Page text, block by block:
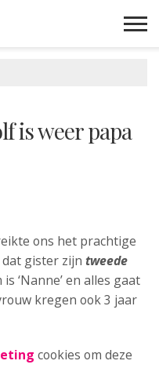
is weer papa
ons het prachtige
gister zijn tweede
is ‘Nanne’ en alles gaat
kregen ook 3 jaar
cookies om deze